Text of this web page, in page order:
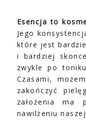
Esencja to
Jego
które jest
i bardziej
zwykle po
Czasami,
zakończyć
założenia ma
nawilżeniu